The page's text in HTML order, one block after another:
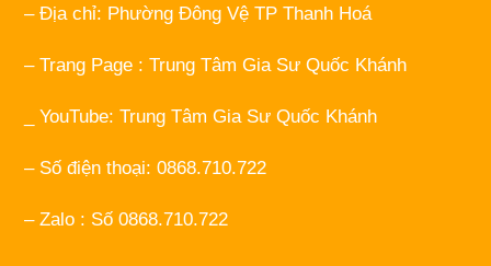
– Địa chỉ: Phường Đông Vệ TP Thanh Hoá
– Trang Page : Trung Tâm Gia Sư Quốc Khánh
_ YouTube: Trung Tâm Gia Sư Quốc Khánh
– Số điện thoại: 0868.710.722
– Zalo : Số 0868.710.722